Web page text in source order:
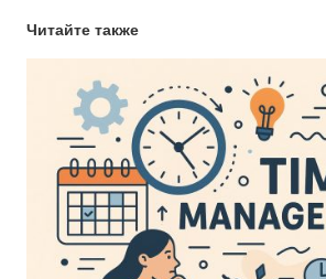
Читайте также